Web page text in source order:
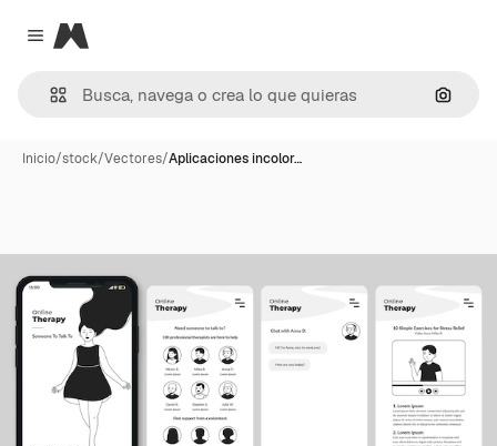
Close menu
Magnific
Inicio/stock/Vectores/Aplicaciones incolor…